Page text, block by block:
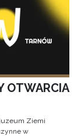
OTWARCIA
Ziemi
w